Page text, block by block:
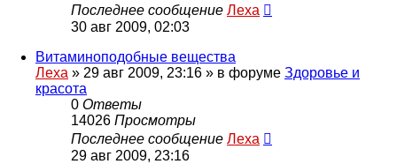
Последнее сообщение Леха
30 авг 2009, 02:03
Витаминоподобные вещества
Леха » 29 авг 2009, 23:16 » в форуме Здоровье и
красота
0 Ответы
14026 Просмотры
Последнее сообщение Леха
29 авг 2009, 23:16